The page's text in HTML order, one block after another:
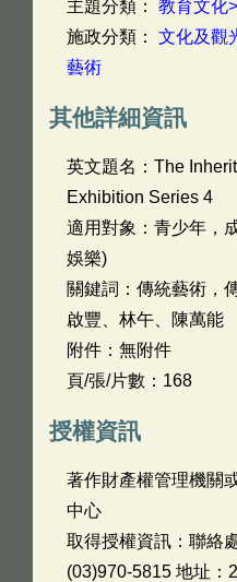
主題分類： 教育文化
施政分類： 文化及觀
藝術
其他詳細資訊
英文題名： The
Exhibition Series 4
適用對象：青少年，
娛樂)
關鍵詞：傳統藝術，
啟豐、林午、陳萬能
附件：無附件
頁/張/片數：168
授權資訊
著作財產權管理機關
中心
取得授權資訊：聯絡
(03)970-5815 地址：